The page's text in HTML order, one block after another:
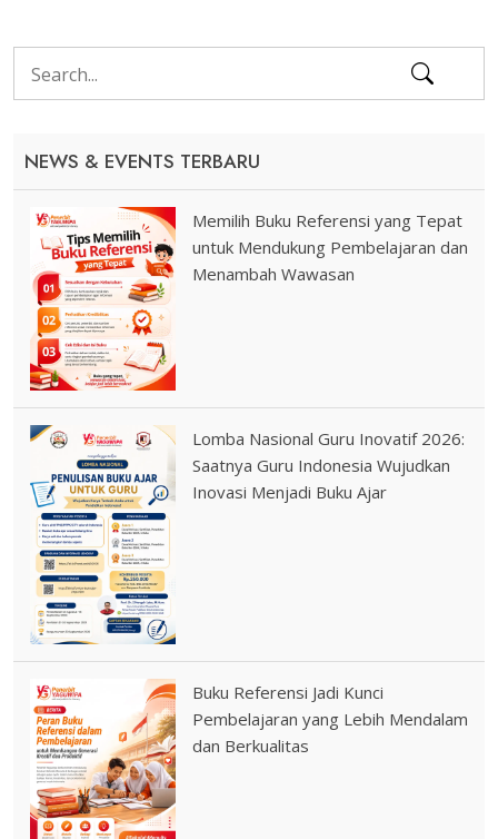
NEWS & EVENTS TERBARU
Memilih Buku Referensi yang Tepat
untuk Mendukung Pembelajaran dan
Menambah Wawasan
Lomba Nasional Guru Inovatif 2026:
Saatnya Guru Indonesia Wujudkan
Inovasi Menjadi Buku Ajar
Buku Referensi Jadi Kunci
Pembelajaran yang Lebih Mendalam
dan Berkualitas